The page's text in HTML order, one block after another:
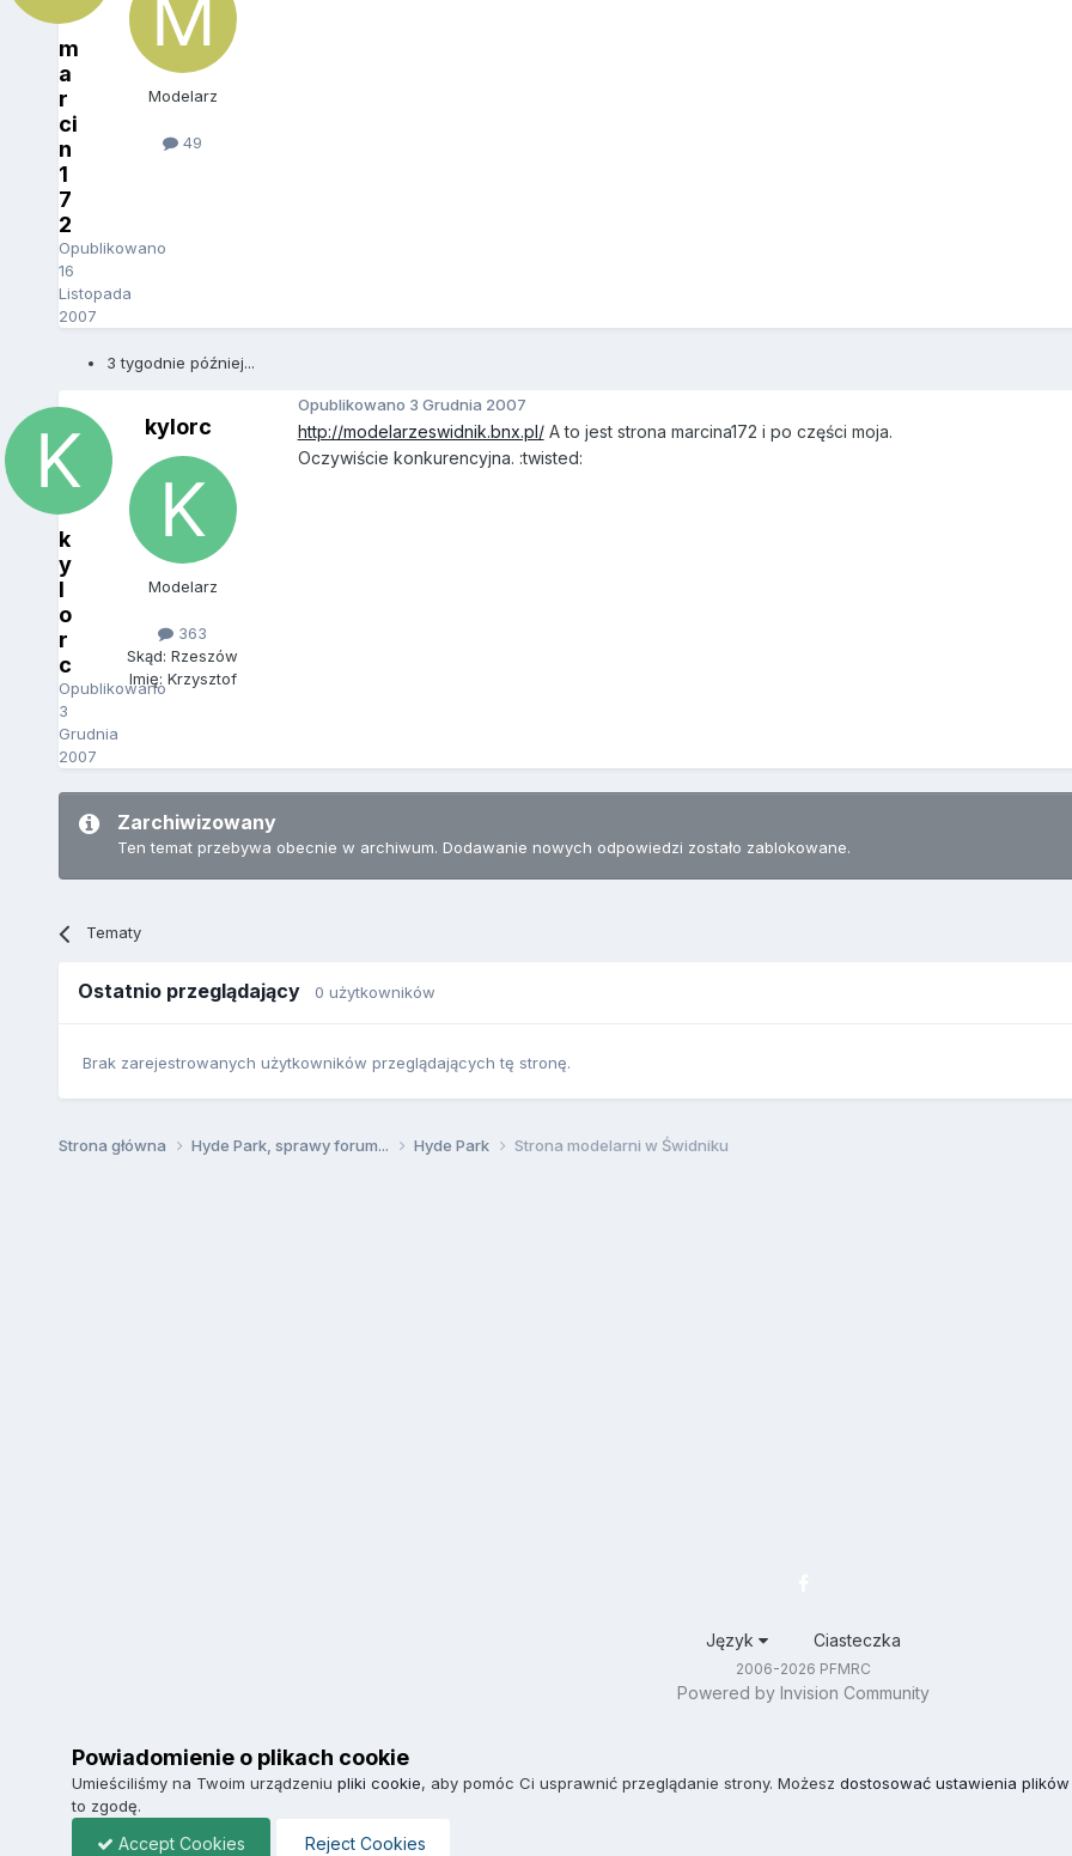
m
a
r
ci
n
1
7
2
Opublikowano
16
Listopada
2007
Modelarz
49
3 tygodnie później...
k
y
l
o
r
c
Opublikowano
3
Grudnia
2007
kylorc
Modelarz
363
Skąd: Rzeszów
Imię: Krzysztof
Opublikowano 3 Grudnia 2007
http://modelarzeswidnik.bnx.pl/A to jest strona marcina172 i po części moja.
Oczywiście konkurencyjna. :twisted:
Zarchiwizowany
Ten temat przebywa obecnie w archiwum. Dodawanie nowych odpowiedzi zostało zablokowane.
Tematy
Ostatnio przeglądający 0 użytkowników
Brak zarejestrowanych użytkowników przeglądających tę stronę.
Strona główna Hyde Park, sprawy forum... Hyde Park Strona modelarni w Świdniku
Język Ciasteczka
2006-2026 PFMRC
Powered by Invision Community
Powiadomienie o plikach cookie
Umieściliśmy na Twoim urządzeniu pliki cookie, aby pomóc Ci usprawnić przeglądanie strony. Możesz dostosować ustawienia
to zgodę.
Accept Cookies Reject Cookies